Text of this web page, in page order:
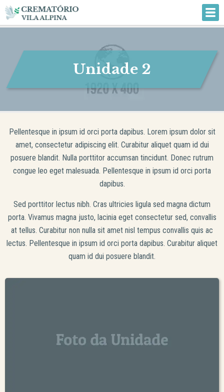
Unidade 2
Pellentesque in ipsum id orci porta dapibus. Lorem ipsum dolor sit
amet, consectetur adipiscing elit. Curabitur aliquet quam id dui
posuere blandit. Nulla porttitor accumsan tincidunt. Donec rutrum
congue leo eget malesuada. Pellentesque in ipsum id orci porta
dapibus.
Sed porttitor lectus nibh. Cras ultricies ligula sed magna dictum
porta. Vivamus magna justo, lacinia eget consectetur sed, convallis
at tellus. Curabitur non nulla sit amet nisl tempus convallis quis ac
lectus. Pellentesque in ipsum id orci porta dapibus. Curabitur aliquet
quam id dui posuere blandit.